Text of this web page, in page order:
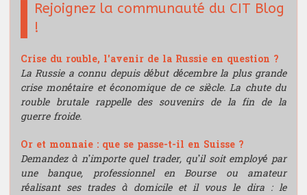
Rejoignez la communauté du CIT Blog
!
Crise du rouble, l'avenir de la Russie en question ?
La Russie a connu depuis début décembre la plus grande
crise monétaire et économique de ce siècle. La chute du
rouble brutale rappelle des souvenirs de la fin de la
guerre froide.
Or et monnaie : que se passe-t-il en Suisse ?
Demandez à n’importe quel trader, qu’il soit employé par
une banque, professionnel en Bourse ou amateur
réalisant ses trades à domicile et il vous le dira : le